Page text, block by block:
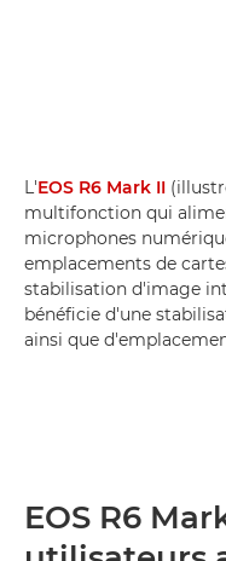
L'EOS R6 Mark II
multifonction qui
microphones
emplacements de
stabilisation d'image
bénéficie d'une
ainsi que
EOS R6